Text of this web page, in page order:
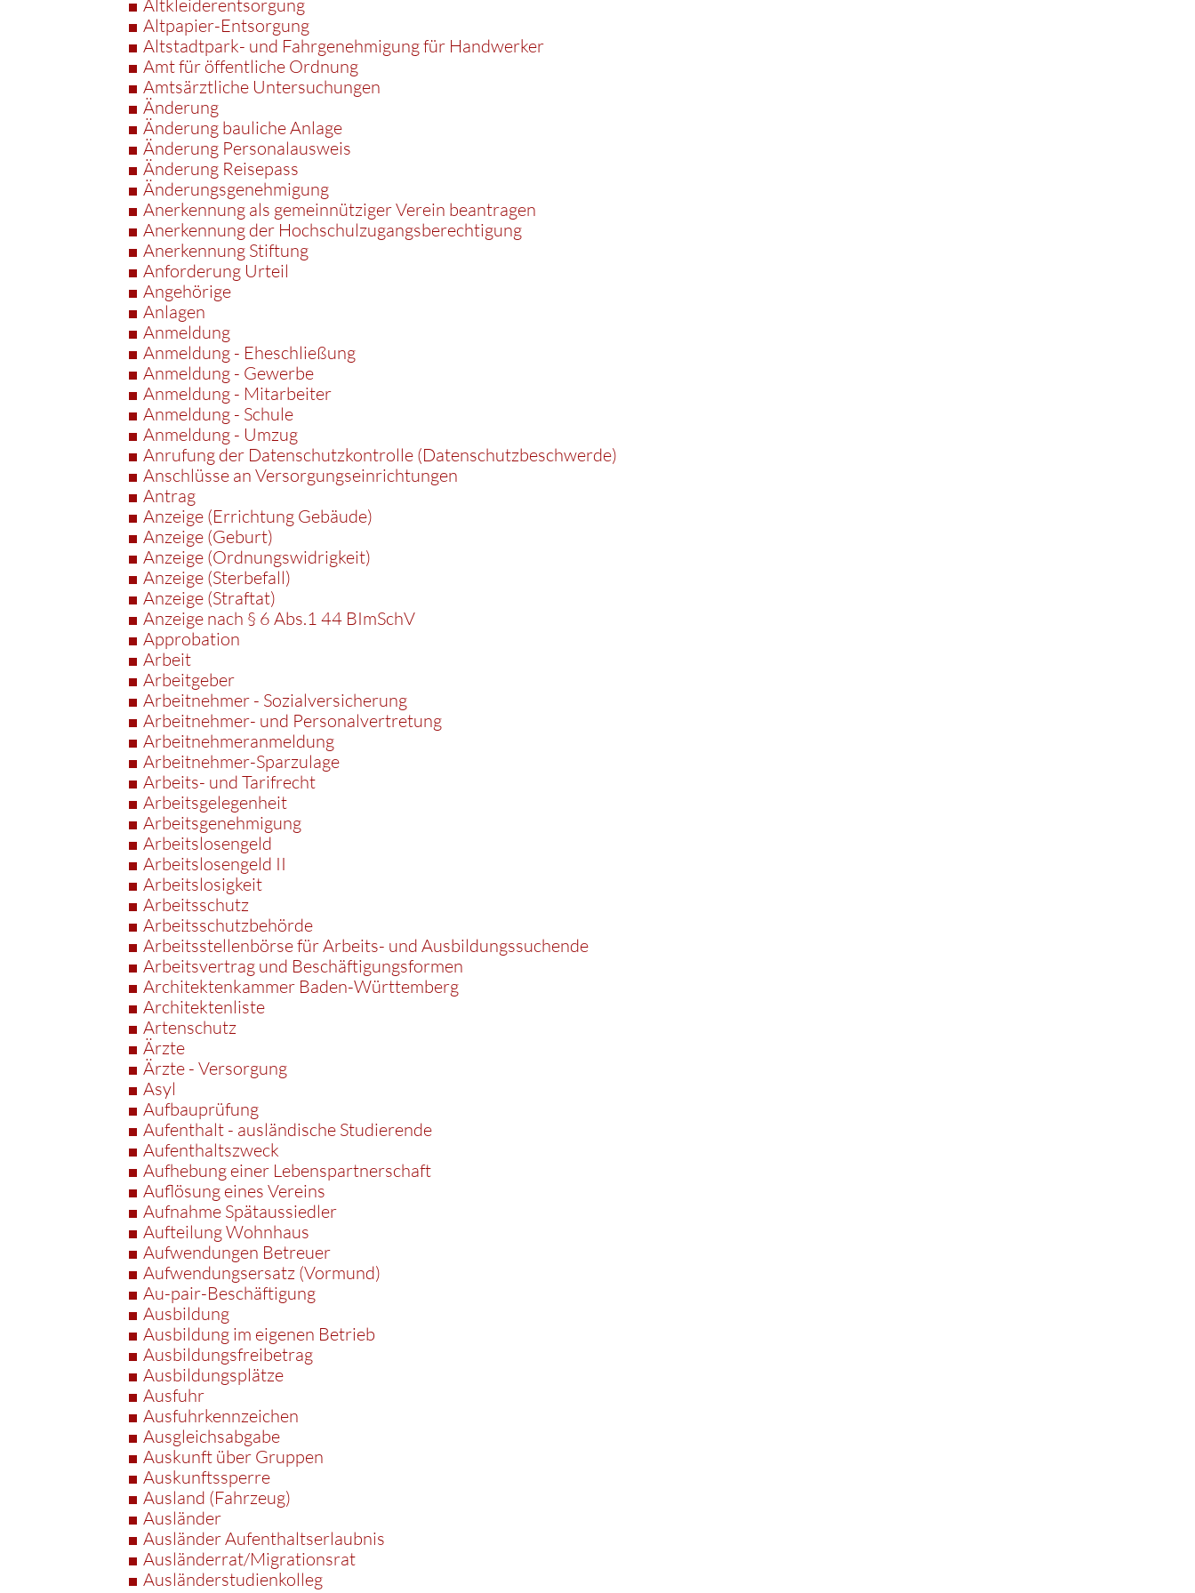
Altkleiderentsorgung
Altpapier-Entsorgung
Altstadtpark- und Fahrgenehmigung für Handwerker
Amt für öffentliche Ordnung
Amtsärztliche Untersuchungen
Änderung
Änderung bauliche Anlage
Änderung Personalausweis
Änderung Reisepass
Änderungsgenehmigung
Anerkennung als gemeinnütziger Verein beantragen
Anerkennung der Hochschulzugangsberechtigung
Anerkennung Stiftung
Anforderung Urteil
Angehörige
Anlagen
Anmeldung
Anmeldung - Eheschließung
Anmeldung - Gewerbe
Anmeldung - Mitarbeiter
Anmeldung - Schule
Anmeldung - Umzug
Anrufung der Datenschutzkontrolle (Datenschutzbeschwerde)
Anschlüsse an Versorgungseinrichtungen
Antrag
Anzeige (Errichtung Gebäude)
Anzeige (Geburt)
Anzeige (Ordnungswidrigkeit)
Anzeige (Sterbefall)
Anzeige (Straftat)
Anzeige nach § 6 Abs.1 44 BImSchV
Approbation
Arbeit
Arbeitgeber
Arbeitnehmer - Sozialversicherung
Arbeitnehmer- und Personalvertretung
Arbeitnehmeranmeldung
Arbeitnehmer-Sparzulage
Arbeits- und Tarifrecht
Arbeitsgelegenheit
Arbeitsgenehmigung
Arbeitslosengeld
Arbeitslosengeld II
Arbeitslosigkeit
Arbeitsschutz
Arbeitsschutzbehörde
Arbeitsstellenbörse für Arbeits- und Ausbildungssuchende
Arbeitsvertrag und Beschäftigungsformen
Architektenkammer Baden-Württemberg
Architektenliste
Artenschutz
Ärzte
Ärzte - Versorgung
Asyl
Aufbauprüfung
Aufenthalt - ausländische Studierende
Aufenthaltszweck
Aufhebung einer Lebenspartnerschaft
Auflösung eines Vereins
Aufnahme Spätaussiedler
Aufteilung Wohnhaus
Aufwendungen Betreuer
Aufwendungsersatz (Vormund)
Au-pair-Beschäftigung
Ausbildung
Ausbildung im eigenen Betrieb
Ausbildungsfreibetrag
Ausbildungsplätze
Ausfuhr
Ausfuhrkennzeichen
Ausgleichsabgabe
Auskunft über Gruppen
Auskunftssperre
Ausland (Fahrzeug)
Ausländer
Ausländer Aufenthaltserlaubnis
Ausländerrat/Migrationsrat
Ausländerstudienkolleg